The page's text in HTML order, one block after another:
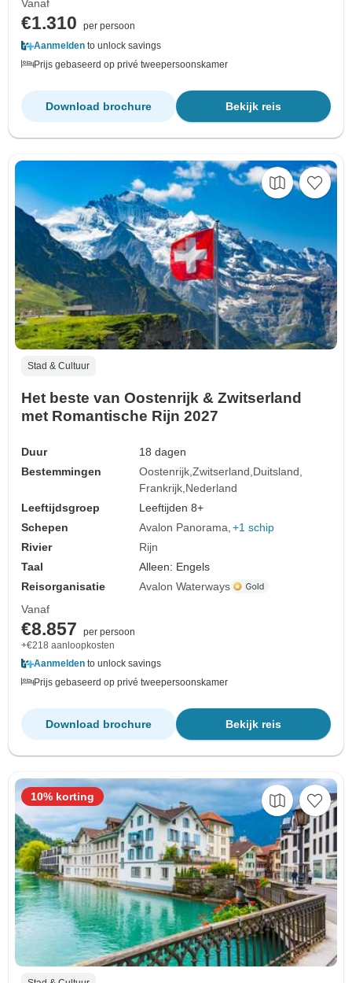
Vanaf
€1.310
per persoon
Aanmelden to unlock savings
Prijs gebaseerd op privé tweepersoonskamer
Bekijk reis
Download brochure
Stad & Cultuur
Het beste van Oostenrijk & Zwitserland
met Romantische Rijn 2027
Duur
18 dagen
Bestemmingen
Oostenrijk Zwitserland Duitsland
Frankrijk Nederland
Leeftijdsgroep
Leeftijden 8+
Schepen
Avalon Panorama +1 schip
Rivier
Rijn
Taal
Alleen: Engels
Reisorganisatie
Avalon Waterways
Vanaf
€8.857
per persoon
+€218 aanloopkosten
Aanmelden to unlock savings
Prijs gebaseerd op privé tweepersoonskamer
Bekijk reis
Download brochure
10% korting